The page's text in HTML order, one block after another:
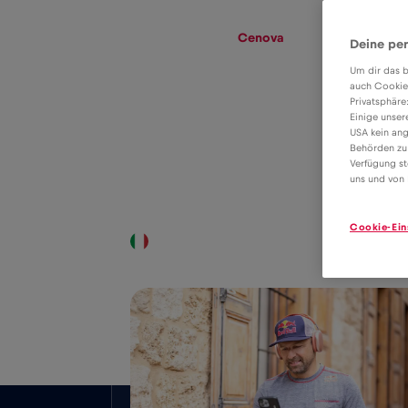
Cenova
2€/
Deine
Um dir das
auch
Einige
USA kein
Behörden
Verfügung
uns und von
Cookie-